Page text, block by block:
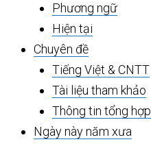
Phương ngữ
Hiện tại
Chuyên đề
Tiếng Việt & CNTT
Tài liệu tham khảo
Thông tin tổng hợp
Ngày này năm xưa